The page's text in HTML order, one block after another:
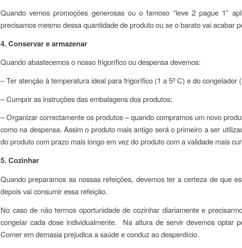
Quando vemos promoções generosas ou o famoso “leve 2 pague 1”
precisamos mesmo dessa quantidade de produto ou se o barato vai acabar
4. Conservar e armazenar
Quando abastecemos o nosso frigorífico ou despensa devemos:
– Ter atenção à temperatura ideal para frigorífico (1 a 5º C) e do congelador
– Cumprir as instruções das embalagens dos produtos;
– Organizar correctamente os produtos – quando compramos um novo
como na despensa. Assim o produto mais antigo será o primeiro a ser
do produto com prazo mais longo em vez do produto com a validade mais
5. Cozinhar
Quando preparamos as nossas refeições, devemos ter a certeza de que
depois vai consumir essa refeição.
No caso de não termos oportunidade de cozinhar diariamente e
congelar cada dose individualmente. Na altura de servir devemos optar
Comer em demasia prejudica a saúde e conduz ao desperdício.